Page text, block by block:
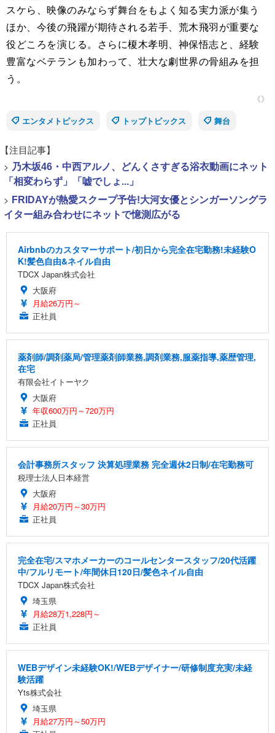
スケら、映像のみならず舞台をもよく知る実力派が集う
ほか、今後の飛躍が期待される若手、荒木飛羽が重要な
役どころを演じる。さらに榎木孝明、神保悟志と、経験
豊富なベテランも加わって、壮大な劇世界の骨組みを担
う。
《》
エンタメトピックス
トップトピックス 舞台
【注目記事】
> 乃木坂46・中西アルノ、どんくさすぎる浴衣動画にネット
「相変わらず」「嘘でしょ...」
> FRIDAYが熱愛スクープ予告!大河女優とシンガーソングラ
イター組み合わせにネットで憶測広がる
Airbnbのカスタマーサポート/初日から完全在宅勤務!未経験O
K!髪色自由&ネイル自由
TDCX Japan株式会社
大阪府
月給26万円～
正社員
薬剤師/調剤薬局/管理薬剤師業務,調剤業務,服薬指導,薬歴管理,
在宅
有限会社イトーヤク
大阪府
年収600万円～720万円
正社員
会計事務所スタッフ 決算処理業務 完全週休2日制/在宅勤務可
税理士法人日本経営
大阪府
月給20万円～30万円
正社員
完全在宅/スマホメーカーのコールセンタースタッフ/20代活躍
中/フルリモート/年間休日120日/髪色ネイル自由
TDCX Japan株式会社
埼玉県
月給28万1,228円～
正社員
WEBデザイン未経験OK!/WEBデザイナー/研修制度充実/未経
験活躍
Yts株式会社
埼玉県
月給27万円～50万円